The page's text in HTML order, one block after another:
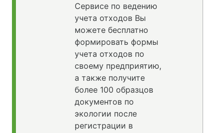
Сервисе по ведению
учета отходов Вы
можете бесплатно
формировать формы
учета отходов по
своему предприятию,
а также получите
более 100 образцов
документов по
экологии после
регистрации в